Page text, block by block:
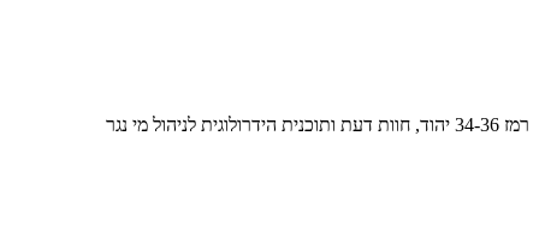
רמז 34-36 יהוד, חוות דעת ותוכנית הידרולוגית לניהול מי נגר